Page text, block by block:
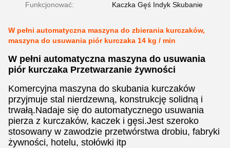
Funkcjonować: Kaczka Gęś Indyk Skubanie
W pełni automatyczna maszyna do zbierania kurczaków,
maszyna do usuwania piór kurczaka 14 kg / min
W pełni automatyczna maszyna do usuwania
piór kurczaka Przetwarzanie żywności
Komercyjna maszyna do skubania kurczaków
przyjmuje stal nierdzewną, konstrukcję solidną i
trwałą.Nadaje się do automatycznego usuwania
pierza z kurczaków, kaczek i gęsi.Jest szeroko
stosowany w zawodzie przetwórstwa drobiu, fabryki
żywności, hotelu, stołówki itp